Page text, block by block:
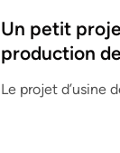
s
t
e
d
Un petit
production
Le projet d’usine